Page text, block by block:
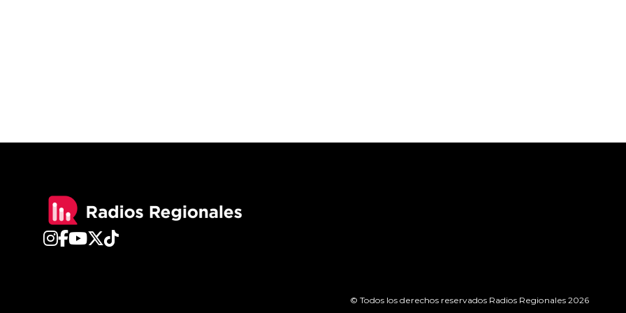
© Todos los derechos reservados Radios Regionales 2026